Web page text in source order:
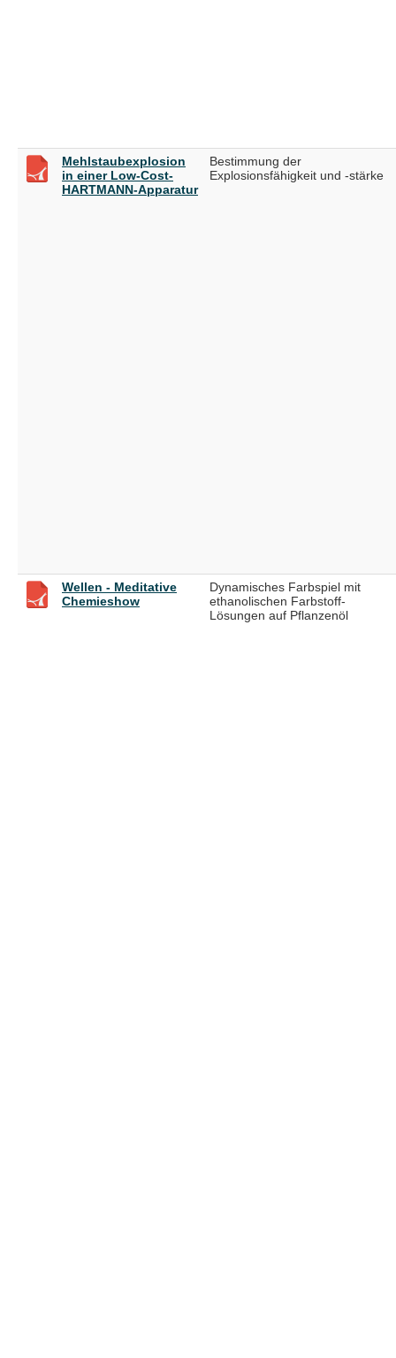
Mehlstaubexplosion
in einer Low-Cost-
HARTMANN-Apparatur
Bestimmung der
Explosionsfähigkeit und -stärke
Wellen - Meditative
Chemieshow
Dynamisches Farbspiel mit
ethanolischen Farbstoff-
Lösungen auf Pflanzenöl